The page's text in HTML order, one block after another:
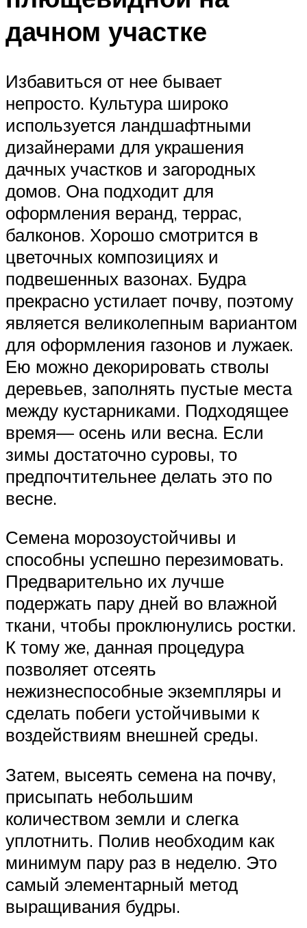
дачном участке
Избавиться от нее бывает
непросто. Культура широко
используется ландшафтными
дизайнерами для украшения
дачных участков и загородных
домов. Она подходит для
оформления веранд, террас,
балконов. Хорошо смотрится в
цветочных композициях и
подвешенных вазонах. Будра
прекрасно устилает почву, поэтому
является великолепным вариантом
для оформления газонов и лужаек.
Ею можно декорировать стволы
деревьев, заполнять пустые места
между кустарниками. Подходящее
время— осень или весна. Если
зимы достаточно суровы, то
предпочтительнее делать это по
весне.
Семена морозоустойчивы и
способны успешно перезимовать.
Предварительно их лучше
подержать пару дней во влажной
ткани, чтобы проклюнулись ростки.
К тому же, данная процедура
позволяет отсеять
нежизнеспособные экземпляры и
сделать побеги устойчивыми к
воздействиям внешней среды.
Затем, высеять семена на почву,
присыпать небольшим
количеством земли и слегка
уплотнить. Полив необходим как
минимум пару раз в неделю. Это
самый элементарный метод
выращивания будры.